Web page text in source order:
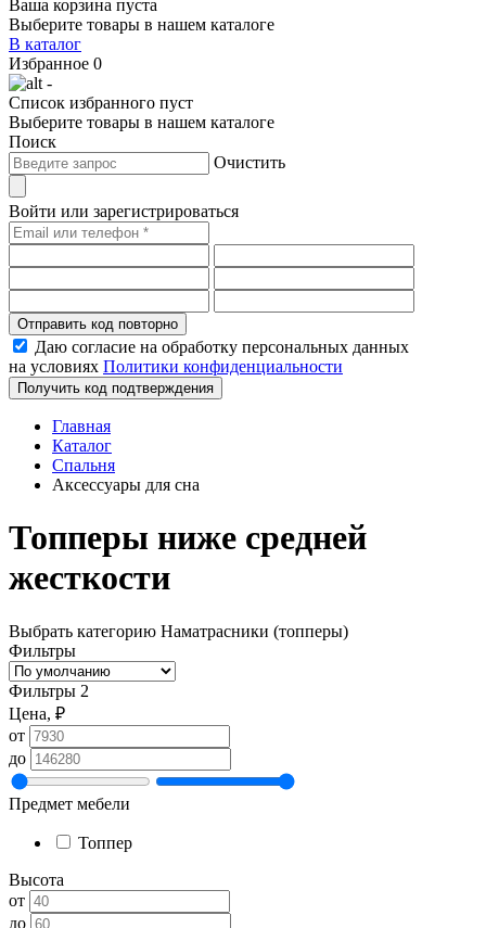
Ваша корзина пуста
Выберите товары в нашем каталоге
В каталог
Избранное 0
-
Список избранного пуст
Выберите товары в нашем каталоге
Поиск
Очистить
Войти или зарегистрироваться
Отправить код повторно
Даю согласие на обработку персональных данных
на условиях Политики конфиденциальности
Получить код подтверждения
Главная
Каталог
Спальня
Аксессуары для сна
Топперы ниже средней
жесткости
Выбрать категорию Наматрасники (топперы)
Фильтры
Фильтры 2
Цена, ₽
от
до
Предмет мебели
Топпер
Высота
от
до